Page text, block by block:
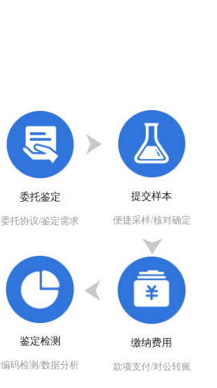
委托鉴定
委托协议/鉴定需求
提交样本
便捷采样/核对确定
鉴定检测
编码检测/数据分析
缴纳费用
款项支付/对公转账